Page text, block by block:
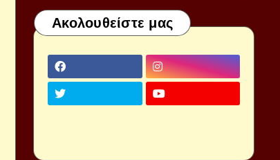
Ακολουθείστε μας